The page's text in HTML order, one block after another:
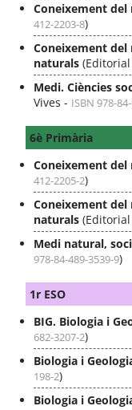
Coneixement del
412-2203-8)
Coneixement del
naturals
Medi. Ciències
Vives - ISBN 978-
6è Primària
Coneixement del
412-2205-2)
Coneixement del
naturals
Medi natural,
978-84-489-3539-9)
1r ESO
BIG. Biologia i
682-3207-2)
Biologia i
198-2)
Biologia i